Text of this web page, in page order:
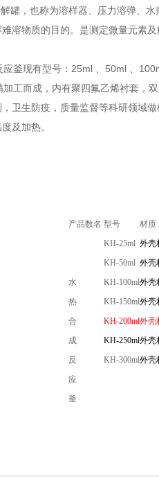
罐，也称为溶样器、压力溶弹、
溶物质的目的。是测定微量元素
釜现有型号：25ml 、50ml 、
工而成，内有聚四氟乙烯衬套，
卫生防疫，质量监督等科研领域
及加热。
产品数名 型号 材质
水
热
合
成
反
应
釜
KH-25ml 外壳
KH-50ml 外壳
KH-100ml外壳
KH-150ml外壳
KH-200ml外壳
KH-250ml外壳
KH-300ml外壳